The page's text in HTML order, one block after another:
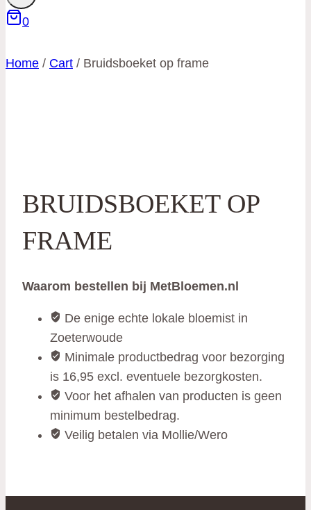
0
Home / Cart / Bruidsboeket op frame
BRUIDSBOEKET OP
FRAME
Waarom bestellen bij MetBloemen.nl
De enige echte lokale bloemist in
Zoeterwoude
Minimale productbedrag voor bezorging
is 16,95 excl. eventuele bezorgkosten.
Voor het afhalen van producten is geen
minimum bestelbedrag.
Veilig betalen via Mollie/Wero